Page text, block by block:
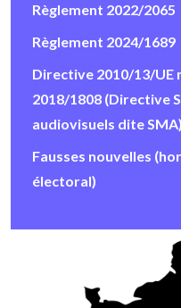
Règlement 2022/2065
Règlement 2024/1689
Directive 2010/13/UE
2018/1808 (Directive
audiovisuels dite SMA)
Fausses nouvelles
électoral)